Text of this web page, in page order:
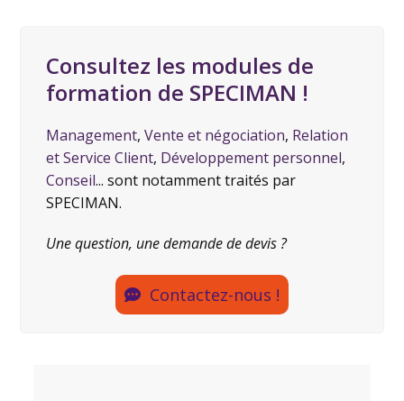
Consultez les modules de
formation de SPECIMAN !
Management,Vente et négociation, Relation
et Service Client, Développement personnel,
Conseil... sont notamment traités par
SPECIMAN.
Une question, une demande de devis ?
Contactez-nous !